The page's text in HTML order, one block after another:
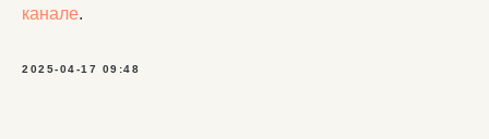
канале.
2025-04-17 09:48